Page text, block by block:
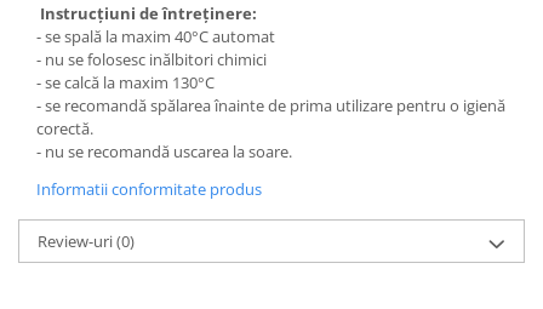
Instrucțiuni de întreținere:
- se spală la maxim 40°C automat
- nu se folosesc inălbitori chimici
- se calcă la maxim 130°C
- se recomandă spălarea înainte de prima utilizare pentru o igienă
corectă.
- nu se recomandă uscarea la soare.
Informatii conformitate produs
Review-uri(0)